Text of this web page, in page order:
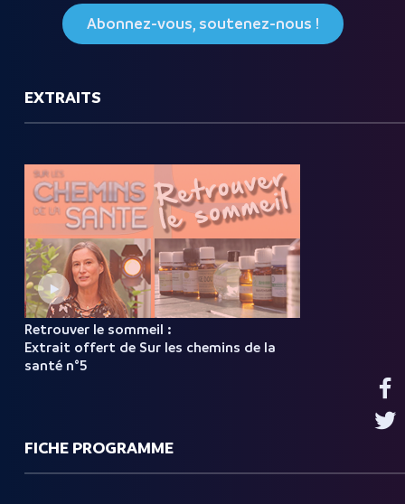
Abonnez-vous, soutenez-nous !
EXTRAITS
Retrouver le sommeil :
Extrait offert de Sur les chemins de la
santé n°5
FICHE PROGRAMME